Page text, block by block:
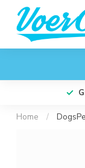
Home /